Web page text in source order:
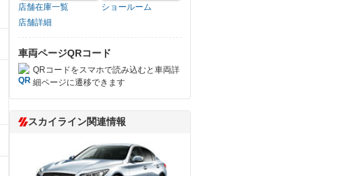
店舗在庫一覧
ショールーム
店舗詳細
車両ページQRコード
QRコードをスマホで読み込むと車両詳
細ページに遷移できます
スカイライン関連情報